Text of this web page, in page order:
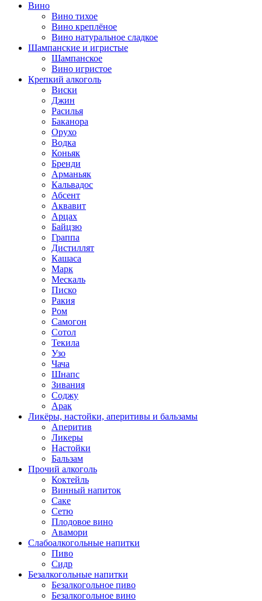
Вино
Вино тихое
Вино креплёное
Вино натуральное сладкое
Шампанские и игристые
Шампанское
Вино игристое
Крепкий алкоголь
Виски
Джин
Расилья
Баканора
Орухо
Водка
Коньяк
Бренди
Арманьяк
Кальвадос
Абсент
Аквавит
Арцах
Байцзю
Граппа
Дистиллят
Кашаса
Марк
Мескаль
Писко
Ракия
Ром
Самогон
Сотол
Текила
Узо
Чача
Шнапс
Зивания
Соджу
Арак
Ликёры, настойки, аперитивы и бальзамы
Аперитив
Ликеры
Настойки
Бальзам
Прочий алкоголь
Коктейль
Винный напиток
Саке
Сетю
Плодовое вино
Авамори
Слабоалкогольные напитки
Пиво
Сидр
Безалкогольные напитки
Безалкогольное пиво
Безалкогольное вино